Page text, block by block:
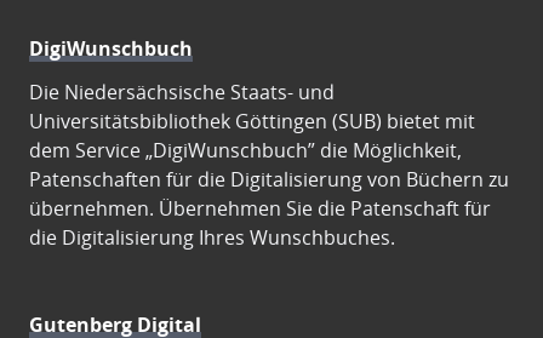
DigiWunschbuch
Die Niedersächsische Staats- und
Universitätsbibliothek Göttingen (SUB) bietet mit
dem Service „DigiWunschbuch” die Möglichkeit,
Patenschaften für die Digitalisierung von Büchern zu
übernehmen. Übernehmen Sie die Patenschaft für
die Digitalisierung Ihres Wunschbuches.
Gutenberg Digital